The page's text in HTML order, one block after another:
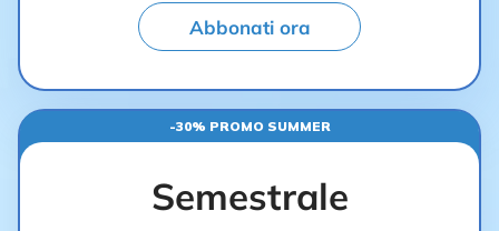
Abbonati ora
-30% PROMO SUMMER
Semestrale